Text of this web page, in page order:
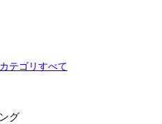
テゴリすべて
グ